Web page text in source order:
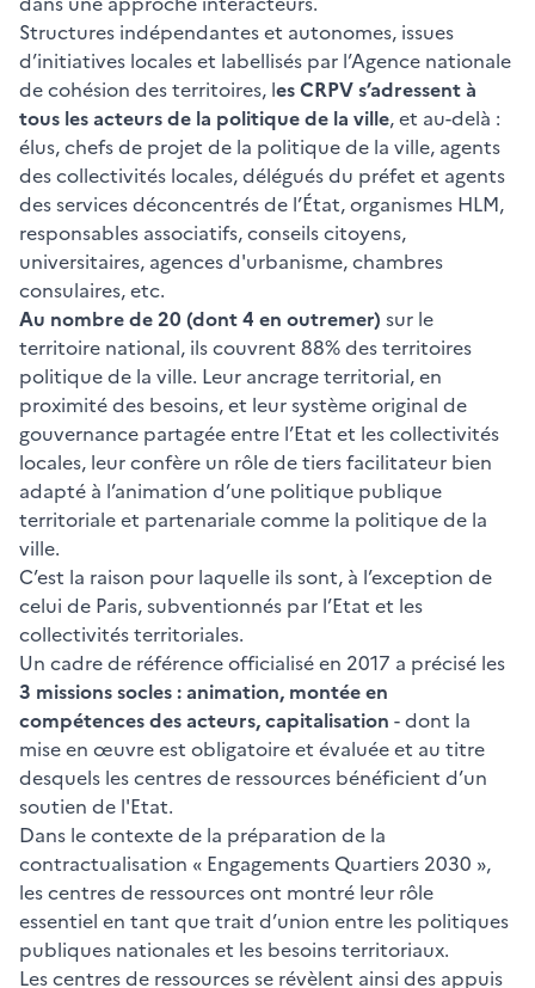
Structures indépendantes et autonomes, issues
d’initiatives locales et labellisés par l’Agence nationale
de cohésion des territoires, les CRPV s’adressent à
tous les acteurs de la politique de la ville, et au-delà :
élus, chefs de projet de la politique de la ville, agents
des collectivités locales, délégués du préfet et agents
des services déconcentrés de l’État, organismes HLM,
responsables associatifs, conseils citoyens,
universitaires, agences d'urbanisme, chambres
consulaires, etc.
Au nombre de 20 (dont 4 en outremer) sur le
territoire national, ils couvrent 88% des territoires
politique de la ville. Leur ancrage territorial, en
proximité des besoins, et leur système original de
gouvernance partagée entre l’Etat et les collectivités
locales, leur confère un rôle de tiers facilitateur bien
adapté à l’animation d’une politique publique
territoriale et partenariale comme la politique de la
ville.
C’est la raison pour laquelle ils sont, à l’exception de
celui de Paris, subventionnés par l’Etat et les
collectivités territoriales.
Un cadre de référence officialisé en 2017 a précisé les
3 missions socles : animation, montée en
compétences des acteurs, capitalisation - dont la
mise en œuvre est obligatoire et évaluée et au titre
desquels les centres de ressources bénéficient d’un
soutien de l'Etat.
Dans le contexte de la préparation de la
contractualisation « Engagements Quartiers 2030 »,
les centres de ressources ont montré leur rôle
essentiel en tant que trait d’union entre les politiques
publiques nationales et les besoins territoriaux.
Les centres de ressources se révèlent ainsi des appuis